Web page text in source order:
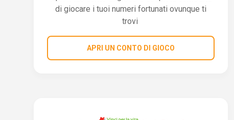
di giocare i tuoi numeri fortunati ovunque ti
trovi
APRI UN CONTO DI GIOCO